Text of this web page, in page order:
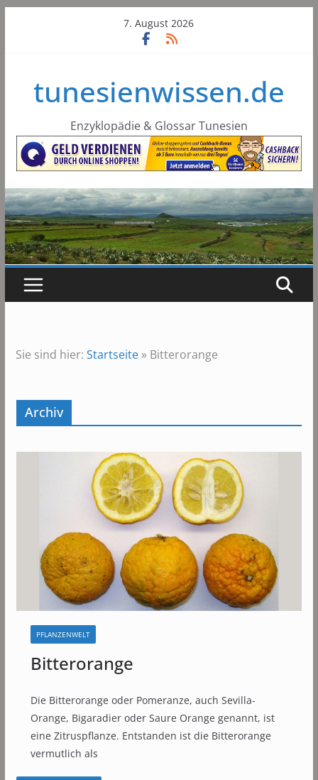
7. August 2026
tunesienwissen.de
Enzyklopädie & Glossar Tunesien
Sie sind hier: Startseite» Bitterorange
Archiv
PFLANZENWELT
Bitterorange
Die Bitterorange oder Pomeranze, auch Sevilla-
Orange, Bigaradier oder Saure Orange genannt, ist
eine Zitruspflanze. Entstanden ist die Bitterorange
vermutlich als